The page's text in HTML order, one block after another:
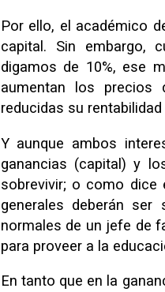
Por ello, el académico
capital. Sin embargo,
digamos de 10%, ese
aumentan los
reducidas su
Y aunque ambos
ganancias (capital) y
sobrevivir; o como dice
generales deberán ser
normales de un jefe de
para proveer a la
En tanto que en la